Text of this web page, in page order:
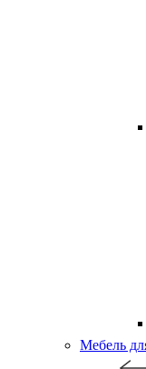
Мебель